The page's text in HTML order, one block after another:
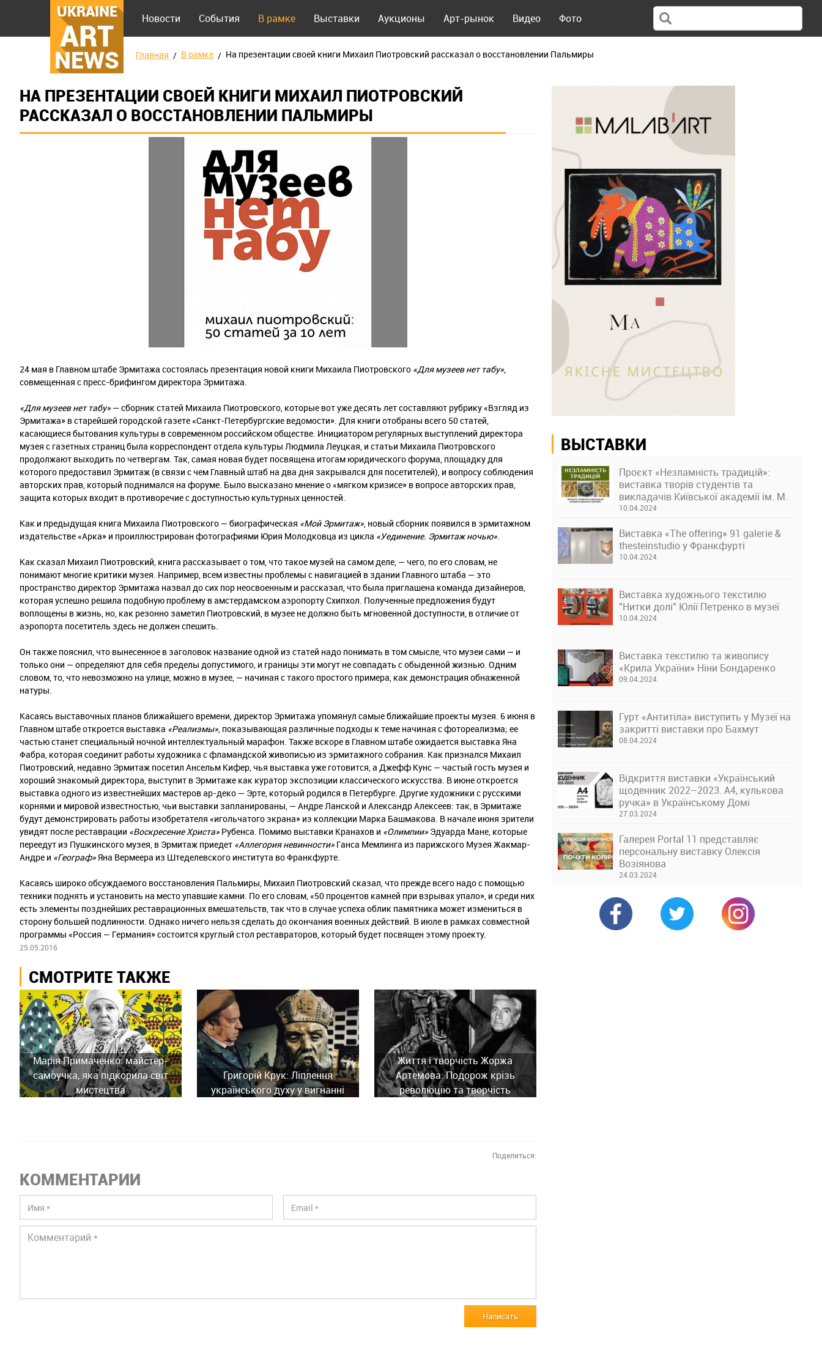
UKRAINE
ART
NEWS
Новости События В рамке Выставки Аукционы Арт-рынок Видео Фото
Главная В рамке На презентации своей книги Михаил Пиотровский рассказал о восстановлении Пальмиры
НА ПРЕЗЕНТАЦИИ СВОЕЙ КНИГИ МИХАИЛ ПИОТРОВСКИЙ
РАССКАЗАЛ О ВОССТАНОВЛЕНИИ ПАЛЬМИРЫ
24 мая в Главном штабе Эрмитажа состоялась презентация новой книги Михаила Пиотровского «Для музеев нет табу»
совмещенная с пресс-брифингом директора Эрмитажа.
«Для музеев нет табу» — сборник статей Михаила Пиотровского, которые вот уже десять лет составляют рубрику «Взгляд из
Эрмитажа» в старейшей городской газете «Санкт-Петербургские ведомости». Для книги отобраны всего 50 статей,
касающиеся бытования культуры в современном российском обществе. Инициатором регулярных выступлений директора
музея с газетных страниц была корреспондент отдела культуры Людмила Леуцкая, и статьи Михаила Пиотровского
продолжают выходить по четвергам. Так, самая новая будет посвящена итогам юридического форума, площадку для
которого предоставил Эрмитаж (в связи с чем Главный штаб на два дня закрывался для посетителей), и вопросу соблюдения
авторских прав, который поднимался на форуме. Было высказано мнение о «мягком кризисе» в вопросе авторских прав,
защита которых входит в противоречие с доступностью культурных ценностей.
Как и предыдущая книга Михаила Пиотровского — биографическая «Мой Эрмитаж» , новый сборник появился в эрмитажном
издательстве «Арка» и проиллюстрирован фотографиями Юрия Молодковца из цикла «Уединение. Эрмитаж ночью»
Как сказал Михаил Пиотровский, книга рассказывает о том, что такое музей на самом деле, — чего, по его словам, не
понимают многие критики музея. Например, всем известны проблемы с навигацией в здании Главного штаба — это
пространство директор Эрмитажа назвал до сих пор неосвоенным и рассказал, что была приглашена команда дизайнеров,
которая успешно решила подобную проблему в амстердамском аэропорту Схипхол. Полученные предложения будут
воплощены в жизнь, но, как резонно заметил Пиотровский, в музее не должно быть мгновенной доступности, в отличие от
аэропорта посетитель здесь не должен спешить.
Он также пояснил, что вынесенное в заголовок название одной из статей надо понимать в том смысле, что музеи сами — и
только они — определяют для себя пределы допустимого, и границы эти могут не совпадать с обыденной жизнью. Одним
словом, то, что невозможно на улице, можно в музее, — начиная с такого простого примера, как демонстрация обнаженной
натуры.
Касаясь выставочных планов ближайшего времени, директор Эрмитажа упомянул самые ближайшие проекты музея. 6 июня в
Главном штабе откроется выставка «Реализмы» , показывающая различные подходы к теме начиная с фотореализма; ее
частью станет специальный ночной интеллектуальный марафон. Также вскоре в Главном штабе ожидается выставка Яна
Фабра, которая соединит работы художника с фламандской живописью из эрмитажного собрания. Как признался Михаил
Пиотровский, недавно Эрмитаж посетил Ансельм Кифер, чья выставка уже готовится, а Джефф Кунс — частый гость музея и
хороший знакомый директора, выступит в Эрмитаже как куратор экспозиции классического искусства. В июне откроется
выставка одного из известнейших мастеров ар-деко — Эрте, который родился в Петербурге. Другие художники с русскими
корнями и мировой известностью, чьи выставки запланированы, — Андре Ланской и Александр Алексеев: так, в Эрмитаже
будут демонстрировать работы изобретателя «игольчатого экрана» из коллекции Марка Башмакова. В начале июня зрители
увидят после реставрации «Воскресение Христа» Рубенса. Помимо выставки Кранахов и «Олимпии» Эдуарда Мане, которые
переедут из Пушкинского музея, в Эрмитаж приедет «Аллегория невинности» Ганса Мемлинга из парижского Музея Жакмар-
Андре и «Географ»Яна Вермеера из Штеделевского института во Франкфурте.
Касаясь широко обсуждаемого восстановления Пальмиры, Михаил Пиотровский сказал, что прежде всего надо с помощью
техники поднять и установить на место упавшие камни. По его словам, «50 процентов камней при взрывах упало», и среди них
есть элементы позднейших реставрационных вмешательств, так что в случае успеха облик памятника может измениться в
сторону большей подлинности. Однако ничего нельзя сделать до окончания военных действий. В июле в рамках совместной
программы «Россия — Германия» состоится круглый стол реставраторов, который будет посвящен этому проекту.
25.05.2016
СМОТРИТЕ ТАКЖЕ
Марія Примаченко: майстер-
самоучка, яка підкорила світ
мистецтва
Григорій Крук: Ліплення
українського духу у вигнанні
Життя і творчість Жоржа
Артемова: Подорож крізь
революцію та творчість
Поделиться:
КОММЕНТАРИИ
Написать
ВЫСТАВКИ
Проєкт «Незламність традицій»:
виставка творів студентів та
викладачів Київської академії ім. М.
Бойчука
10.04.2024
Виставка «The offering» 91 galerie &
thesteinstudio у Франкфурті
10.04.2024
Виставка художнього текстилю
"Нитки долі" Юлії Петренко в музеї
10.04.2024
Виставка текстилю та живопису
«Крила України» Ніни Бондаренко
09.04.2024
Гурт «Антитіла» виступить у Музеї на
закритті виставки про Бахмут
08.04.2024
Відкриття виставки «Український
щоденник 2022–2023. А4, кулькова
ручка» в Українському Домі
27.03.2024
Галерея Portal 11 представляє
персональну виставку Олексія
Возіянова
24.03.2024